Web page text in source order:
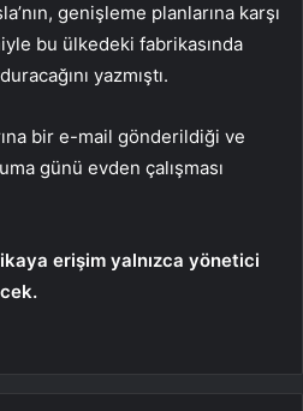
genişleme planlarına karşı
bu ülkedeki fabrikasında
yazmıştı.
bir e-mail gönderildiği ve
günü evden çalışması
erişim yalnızca yönetici